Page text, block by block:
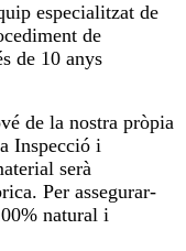
especialitzat de
de
de 10 anys
de la nostra pròpia
Inspecció i
serà
Per assegurar-
natural i